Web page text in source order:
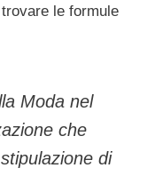
le formule
Moda nel
che
di